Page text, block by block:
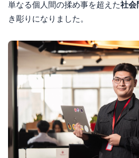
単なる個人間の揉め事を超えた社会
き彫りになりました。